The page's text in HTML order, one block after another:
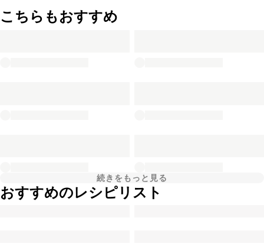
こちらもおすすめ
続きをもっと見る
おすすめのレシピリスト